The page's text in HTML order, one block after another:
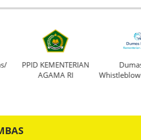
PPID KEMENTERIAN
AGAMA RI